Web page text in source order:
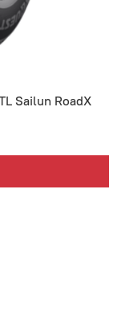
Sailun RoadX